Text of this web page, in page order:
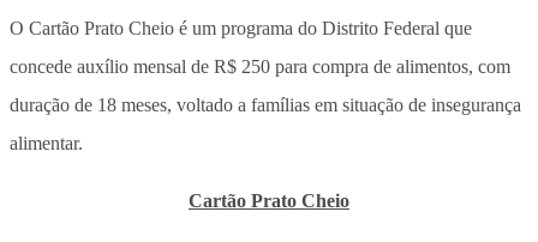
O Cartão Prato Cheio é um programa do Distrito Federal que
concede auxílio mensal de R$ 250 para compra de alimentos, com
duração de 18 meses, voltado a famílias em situação de insegurança
alimentar.
Cartão Prato Cheio